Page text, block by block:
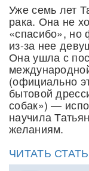
Уже семь лет
рака. Она не
«спасибо», но
из-за нее
Она ушла с
(официально
бытовой
собак») —
научила
желаниям.
ЧИТАТЬ